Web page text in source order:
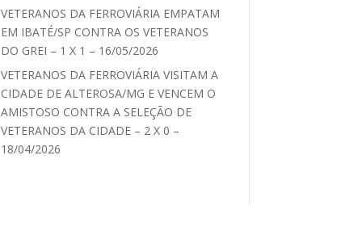
VETERANOS DA FERROVIÁRIA EMPATAM
EM IBATÉ/SP CONTRA OS VETERANOS
DO GREI – 1 X 1 – 16/05/2026
VETERANOS DA FERROVIÁRIA VISITAM A
CIDADE DE ALTEROSA/MG E VENCEM O
AMISTOSO CONTRA A SELEÇÃO DE
VETERANOS DA CIDADE – 2 X 0 –
18/04/2026